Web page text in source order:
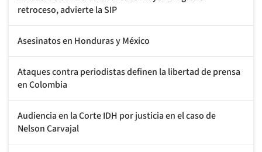
retroceso, advierte la SIP
Asesinatos en Honduras y México
Ataques contra periodistas definen la libertad de prensa
en Colombia
Audiencia en la Corte IDH por justicia en el caso de
Nelson Carvajal